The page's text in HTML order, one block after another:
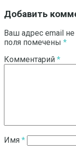
Добавить
Ваш адрес email
поля помечены *
Комментарий *
Имя *